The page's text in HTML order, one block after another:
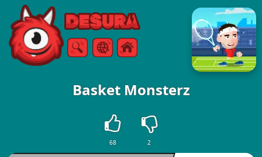
Free Online Games
ChercherMenu
Basket Monsterz
68 2